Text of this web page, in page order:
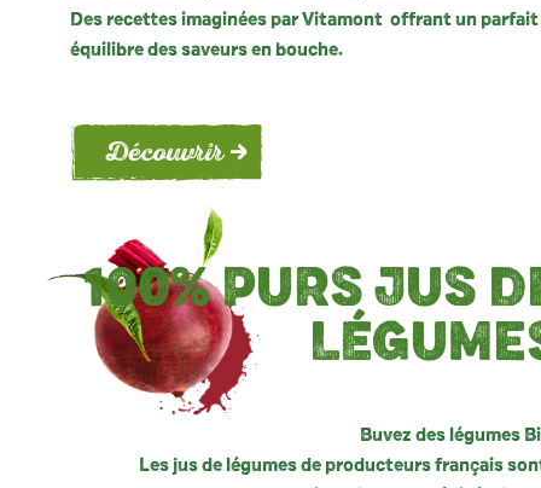
Des recettes imaginées par Vitamont offrant un parfait
équilibre des saveurs en bouche.
Découvrir
100% PURS JUS
Buvez des légumes
Les jus de légumes de producteurs français